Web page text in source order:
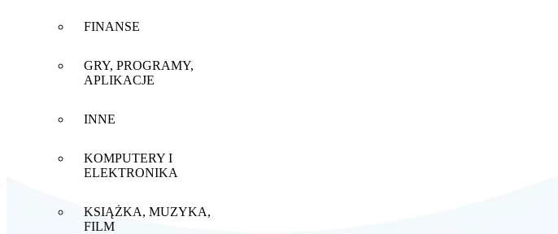
FINANSE
GRY, PROGRAMY,
APLIKACJE
INNE
KOMPUTERY I
ELEKTRONIKA
KSIĄŻKA, MUZYKA,
FILM